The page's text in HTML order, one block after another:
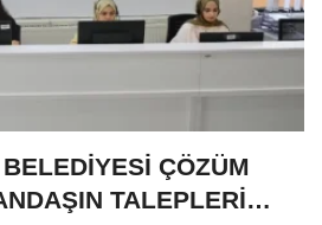
ÇÖZÜM
TALEPLERİNE